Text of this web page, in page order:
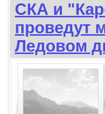
СКА и
проведут
Ледовом